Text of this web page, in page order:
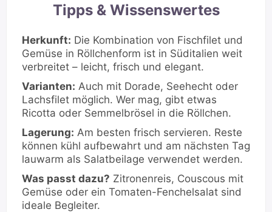
Tipps & Wissenswertes
Herkunft: Die Kombination von Fischfilet und
Gemüse in Röllchenform ist in Süditalien weit
verbreitet – leicht, frisch und elegant.
Varianten: Auch mit Dorade, Seehecht oder
Lachsfilet möglich. Wer mag, gibt etwas
Ricotta oder Semmelbrösel in die Röllchen.
Lagerung: Am besten frisch servieren. Reste
können kühl aufbewahrt und am nächsten Tag
lauwarm als Salatbeilage verwendet werden.
Was passt dazu? Zitronenreis, Couscous mit
Gemüse oder ein Tomaten-Fenchelsalat sind
ideale Begleiter.